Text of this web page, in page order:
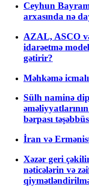
Ceyhun
arxasında nə
AZAL, ASCO
idarəetmə
gətirir?
Məhkəmə
Sülh naminə
bərpası
İran və
Xəzər geri
nəticələrin və